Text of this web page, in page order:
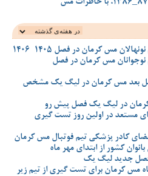
مس کرمان در فصل 1405-1406
نوجوانان مس کرمان در فصل
فصل بعد مس کرمان در لیگ یک مشخص
در لیگ یک فصل پیش رو
مستعد در اولین روز تست گیری
کادر پزشکی تیم فوتبال مس کرمان
کشور از ابتدای مهر ماه
فصل جدید لیگ یک
مس کرمان برای تست گیری از تیم زیر